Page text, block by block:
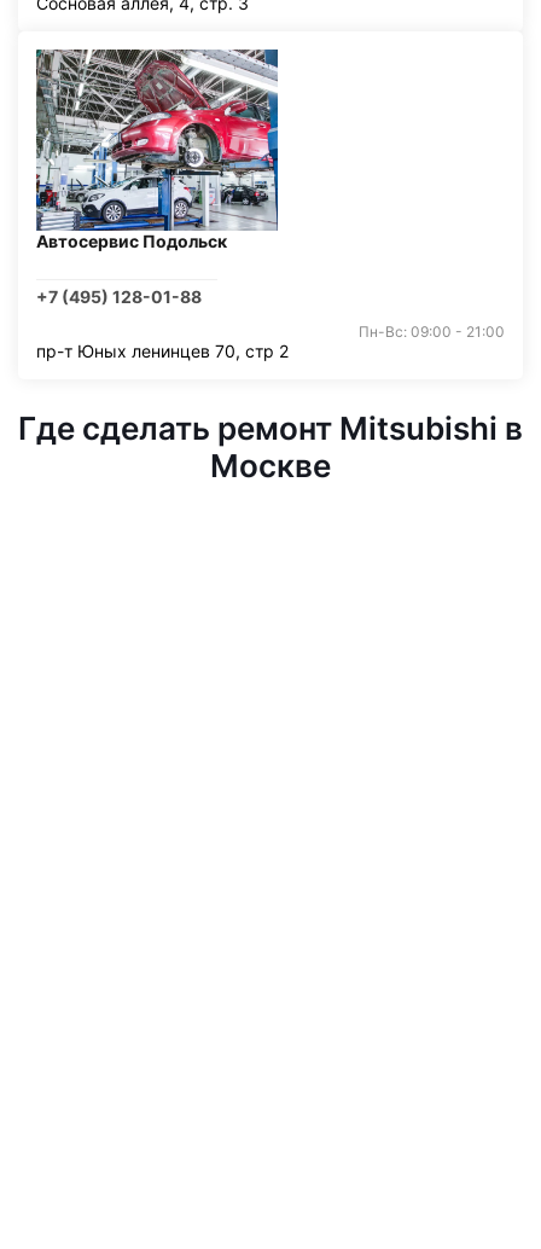
Автосервис Подольск
+7 (495) 128-01-88
Пн-Вс: 09:00 - 21:00
пр-т Юных ленинцев 70, стр 2
Где сделать ремонт Mitsubishi в
Москве